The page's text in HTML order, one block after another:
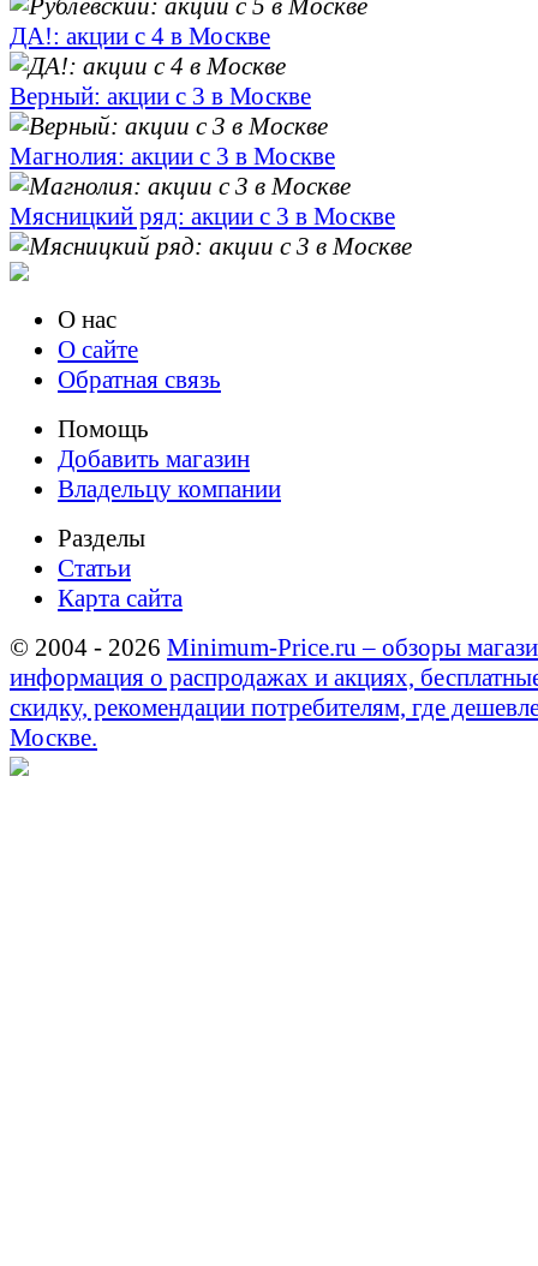
ДА!: акции с 4 в Москве
Верный: акции с 3 в Москве
Магнолия: акции с 3 в Москве
Мясницкий ряд: акции с 3 в Москве
О нас
О сайте
Обратная связь
Помощь
Добавить магазин
Владельцу компании
Разделы
Статьи
Карта сайта
© 2004 - 2026 Minimum-Price.ru – обзоры
информация о распродажах и акциях,
скидку, рекомендации потребителям, где
Москве.